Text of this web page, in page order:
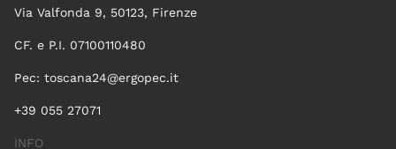
Via Valfonda 9, 50123, Firenze
CF. e P.I. 07100110480
Pec: toscana24@ergopec.it
+39 055 27071
INFO